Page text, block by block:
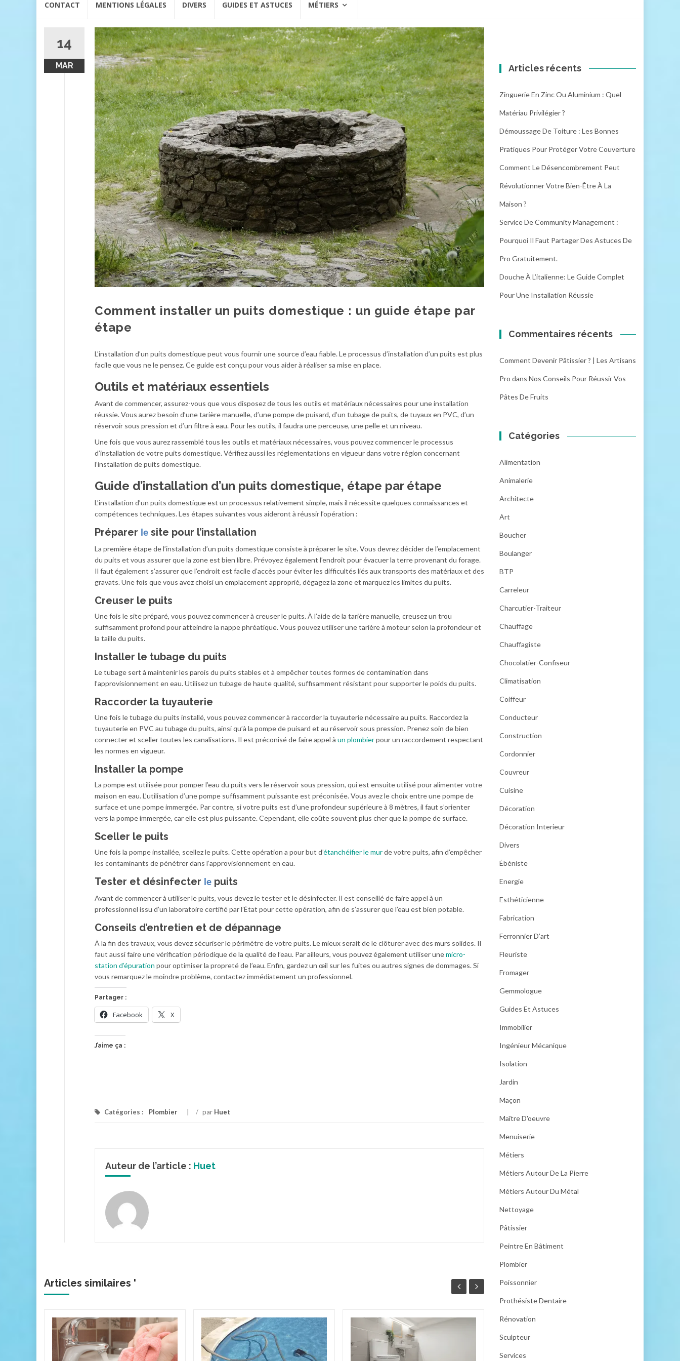
CONTACT MENTIONS LÉGALES DIVERS GUIDES ET ASTUCES MÉTIERS
14
MAR
Comment installer un puits domestique : un guide étape par
étape
L’installation d’un puits domestique peut vous fournir une source d’eau fiable. Le processus d’installation d’un puits est plus
facile que vous ne le pensez. Ce guide est conçu pour vous aider à réaliser sa mise en place.
Outils et matériaux essentiels
Avant de commencer, assurez-vous que vous disposez de tous les outils et matériaux nécessaires pour une installation
réussie. Vous aurez besoin d’une tarière manuelle, d’une pompe de puisard, d’un tubage de puits, de tuyaux en PVC, d’un
réservoir sous pression et d’un filtre à eau. Pour les outils, il faudra une perceuse, une pelle et un niveau.
Une fois que vous aurez rassemblé tous les outils et matériaux nécessaires, vous pouvez commencer le processus
d’installation de votre puits domestique. Vérifiez aussi les réglementations en vigueur dans votre région concernant
l’installation de puits domestique.
Guide d’installation d’un puits domestique, étape par étape
L’installation d’un puits domestique est un processus relativement simple, mais il nécessite quelques connaissances et
compétences techniques. Les étapes suivantes vous aideront à réussir l’opération :
Préparer le site pour l’installation
La première étape de l’installation d’un puits domestique consiste à préparer le site. Vous devrez décider de l’emplacement
du puits et vous assurer que la zone est bien libre. Prévoyez également l’endroit pour évacuer la terre provenant du forage.
Il faut également s’assurer que l’endroit est facile d’accès pour éviter les difficultés liés aux transports des matériaux et des
gravats. Une fois que vous avez choisi un emplacement approprié, dégagez la zone et marquez les limites du puits.
Creuser le puits
Une fois le site préparé, vous pouvez commencer à creuser le puits. À l’aide de la tarière manuelle, creusez un trou
suffisamment profond pour atteindre la nappe phréatique. Vous pouvez utiliser une tarière à moteur selon la profondeur et
la taille du puits.
Installer le tubage du puits
Le tubage sert à maintenir les parois du puits stables et à empêcher toutes formes de contamination dans
l’approvisionnement en eau. Utilisez un tubage de haute qualité, suffisamment résistant pour supporter le poids du puits.
Raccorder la tuyauterie
Une fois le tubage du puits installé, vous pouvez commencer à raccorder la tuyauterie nécessaire au puits. Raccordez la
tuyauterie en PVC au tubage du puits, ainsi qu’à la pompe de puisard et au réservoir sous pression. Prenez soin de bien
connecter et sceller toutes les canalisations. Il est préconisé de faire appel à un plombierpour un raccordement respectant
les normes en vigueur.
Installer la pompe
La pompe est utilisée pour pomper l’eau du puits vers le réservoir sous pression, qui est ensuite utilisé pour alimenter votre
maison en eau. L’utilisation d’une pompe suffisamment puissante est préconisée. Vous avez le choix entre une pompe de
surface et une pompe immergée. Par contre, si votre puits est d’une profondeur supérieure à 8 mètres, il faut s’orienter
vers la pompe immergée, car elle est plus puissante. Cependant, elle coûte souvent plus cher que la pompe de surface.
Sceller le puits
Une fois la pompe installée, scellez le puits. Cette opération a pour but d’étanchéifier le murde votre puits, afin d’empêcher
les contaminants de pénétrer dans l’approvisionnement en eau.
Tester et désinfecter le puits
Avant de commencer à utiliser le puits, vous devez le tester et le désinfecter. Il est conseillé de faire appel à un
professionnel issu d’un laboratoire certifié par l’État pour cette opération, afin de s’assurer que l’eau est bien potable.
Conseils d’entretien et de dépannage
À la fin des travaux, vous devez sécuriser le périmètre de votre puits. Le mieux serait de le clôturer avec des murs solides. Il
faut aussi faire une vérification périodique de la qualité de l’eau. Par ailleurs, vous pouvez également utiliser unemicro-
station d’épuration pour optimiser la propreté de l’eau. Enfin, gardez un œil sur les fuites ou autres signes de dommages. Si
vous remarquez le moindre problème, contactez immédiatement un professionnel.
Partager :
Facebook X
J’aime ça :
Catégories : Plombier / par Huet
Auteur de l’article : Huet
Articles similaires '
21
OCT
Articles récents
Zinguerie En Zinc Ou Aluminium : Quel
Matériau Privilégier ?
Démoussage De Toiture : Les Bonnes
Pratiques Pour Protéger Votre Couverture
Comment Le Désencombrement Peut
Révolutionner Votre Bien-Être À La
Maison ?
Service De Community Management :
Pourquoi Il Faut Partager Des Astuces De
Pro Gratuitement.
Douche À L’italienne: Le Guide Complet
Pour Une Installation Réussie
Commentaires récents
Comment Devenir Pâtissier ? | Les Artisans
Pro dans Nos Conseils Pour Réussir Vos
Pâtes De Fruits
Catégories
Alimentation
Animalerie
Architecte
Art
Boucher
Boulanger
BTP
Carreleur
Charcutier-Traiteur
Chauffage
Chauffagiste
Chocolatier-Confiseur
Climatisation
Coiffeur
Conducteur
Construction
Cordonnier
Couvreur
Cuisine
Décoration
Décoration Interieur
Divers
Ébéniste
Energie
Esthéticienne
Fabrication
Ferronnier D’art
Fleuriste
Fromager
Gemmologue
Guides Et Astuces
Immobilier
Ingénieur Mécanique
Isolation
Jardin
Maçon
Maître D'oeuvre
Menuiserie
Métiers
Métiers Autour De La Pierre
Métiers Autour Du Métal
Nettoyage
Pâtissier
Peintre En Bâtiment
Plombier
Poissonnier
Prothésiste Dentaire
Rénovation
Sculpteur
Services